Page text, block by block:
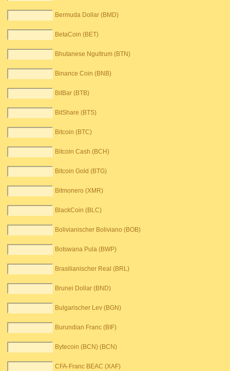
Bermuda Dollar (BMD)
BetaCoin (BET)
Bhutanese Ngultrum (BTN)
Binance Coin (BNB)
BitBar (BTB)
BitShare (BTS)
Bitcoin (BTC)
Bitcoin Cash (BCH)
Bitcoin Gold (BTG)
Bitmonero (XMR)
BlackCoin (BLC)
Bolivianischer Boliviano (BOB)
Botswana Pula (BWP)
Brasilianischer Real (BRL)
Brunei Dollar (BND)
Bulgarischer Lev (BGN)
Burundian Franc (BIF)
Bytecoin (BCN) (BCN)
CFA-Franc BEAC (XAF)